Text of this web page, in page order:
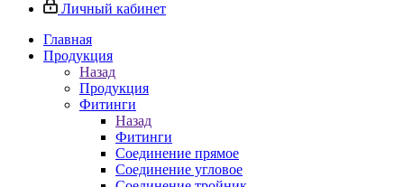
Личный кабинет
Главная
Продукция
Назад
Продукция
Фитинги
Назад
Фитинги
Соединение прямое
Соединение угловое